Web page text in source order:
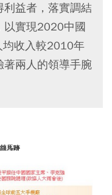
益者，落實調結
以實現2020中國
均收入較2010年
兩人的領導手腕